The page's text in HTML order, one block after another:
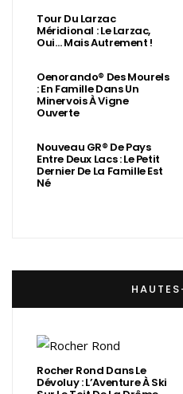
Tour Du Larzac
Méridional : Le Larzac,
Oui… Mais Autrement !
Oenorando® Des Mourels
: En Famille Dans Un
Minervois À Vigne
Ouverte
Nouveau GR® De Pays
Entre Deux Lacs : Le Petit
Dernier De La Famille Est
Né
Rocher Rond Dans Le
Dévoluy : L’Aventure À Ski